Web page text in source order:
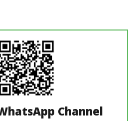
Channel